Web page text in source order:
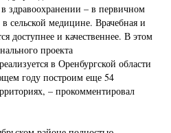
здравоохранении – в первичном
сельской медицине. Врачебная и
доступнее и качественнее. В этом
проекта
в Оренбургской области
году построим еще 54
– прокомментировал